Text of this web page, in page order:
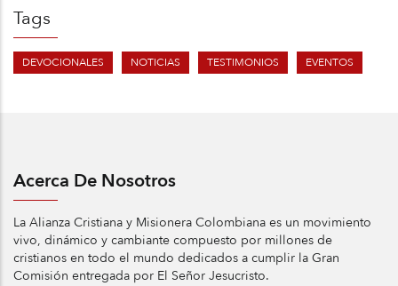
Tags
DEVOCIONALES NOTICIAS TESTIMONIOS EVENTOS
Acerca De Nosotros
La Alianza Cristiana y Misionera Colombiana es un movimiento
vivo, dinámico y cambiante compuesto por millones de
cristianos en todo el mundo dedicados a cumplir la Gran
Comisión entregada por El Señor Jesucristo.